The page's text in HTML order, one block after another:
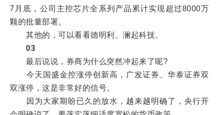
7月底，公司主控芯片全系列产品累计实现超过8000万
颗的批量部署。
其他的，可以看看德明利、澜起科技。
03
最后说说，券商为什么突然冲起来了呢?
今天国盛金控涨停创新高，广发证券、华泰证券双
双涨停，这是非常好的信号。
因为大家期盼已久的放水，越来越明确了，央行开